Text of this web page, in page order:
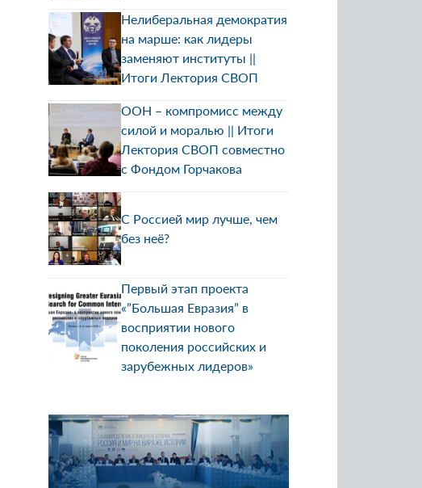
Нелиберальная демократия
на марше: как лидеры
заменяют институты ||
Итоги Лектория СВОП
ООН – компромисс между
силой и моралью || Итоги
Лектория СВОП совместно
с Фондом Горчакова
С Россией мир лучше, чем
без неё?
Первый этап проекта
«”Большая Евразия” в
восприятии нового
поколения российских и
зарубежных лидеров»